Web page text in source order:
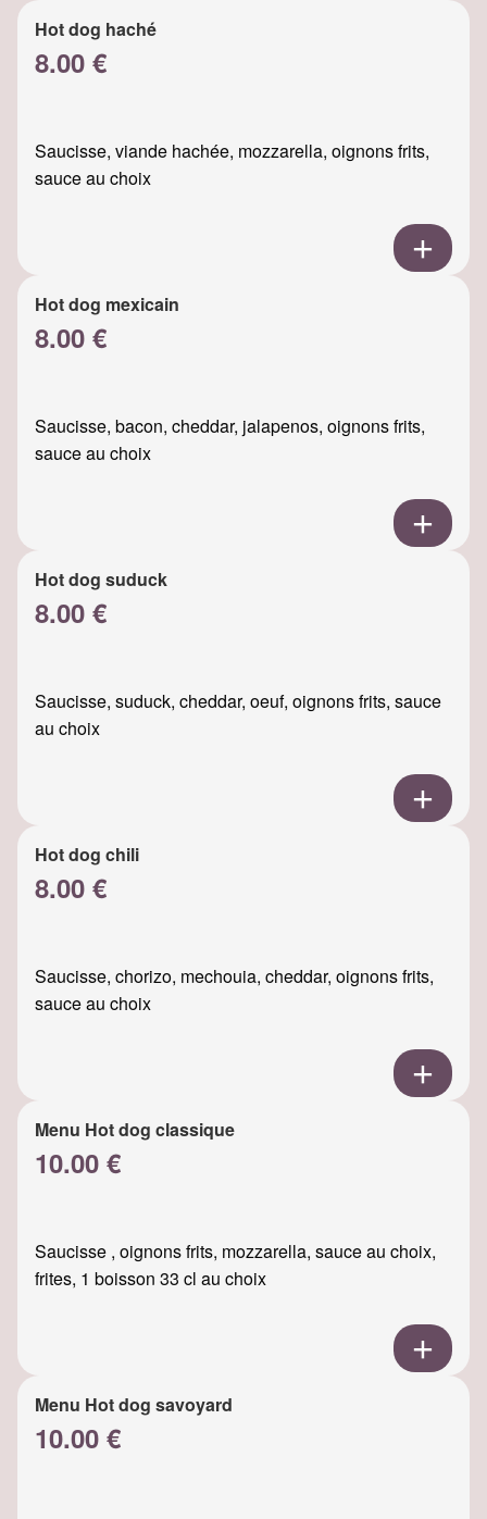
Hot dog haché
8.00 €
Saucisse, viande hachée, mozzarella, oignons frits,
sauce au choix
Hot dog mexicain
8.00 €
Saucisse, bacon, cheddar, jalapenos, oignons frits,
sauce au choix
Hot dog suduck
8.00 €
Saucisse, suduck, cheddar, oeuf, oignons frits, sauce
au choix
Hot dog chili
8.00 €
Saucisse, chorizo, mechouia, cheddar, oignons frits,
sauce au choix
Menu Hot dog classique
10.00 €
Saucisse , oignons frits, mozzarella, sauce au choix,
frites, 1 boisson 33 cl au choix
Menu Hot dog savoyard
10.00 €